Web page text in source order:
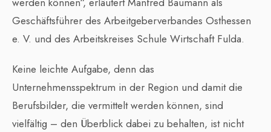
Geschäftsführer des Arbeitgeberverbandes Osthessen
e. V. und des Arbeitskreises Schule Wirtschaft Fulda.
Keine leichte Aufgabe, denn das
Unternehmensspektrum in der Region und damit die
Berufsbilder, die vermittelt werden können, sind
vielfältig – den Überblick dabei zu behalten, ist nicht